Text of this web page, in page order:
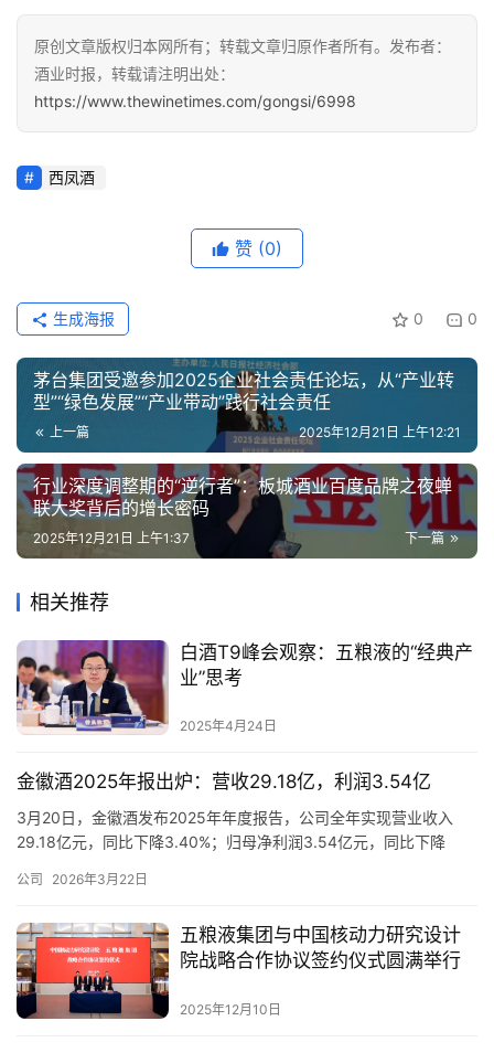
原创文章版权归本网所有；转载文章归原作者所有。发布者：
酒业时报，转载请注明出处：
https://www.thewinetimes.com/gongsi/6998
西凤酒
赞 (0)
0 0
生成海报
茅台集团受邀参加2025企业社会责任论坛，从“产业转
型”“绿色发展”“产业带动”践行社会责任
上一篇 2025年12月21日 上午12:21
行业深度调整期的“逆行者”：板城酒业百度品牌之夜蝉
联大奖背后的增长密码
下一篇
2025年12月21日 上午1:37
相关推荐
白酒T9峰会观察：五粮液的“经典产
业”思考
2025年4月24日
金徽酒2025年报出炉：营收29.18亿，利润3.54亿
3月20日，金徽酒发布2025年年度报告，公司全年实现营业收入
29.18亿元，同比下降3.40%；归母净利润3.54亿元，同比下降
25.21%，占酒类营收比例25.53%；100-300元产品营收15.32亿
收5.36亿…
公司 2026年3月22日
五粮液集团与中国核动力研究设计
院战略合作协议签约仪式圆满举行
2025年12月10日